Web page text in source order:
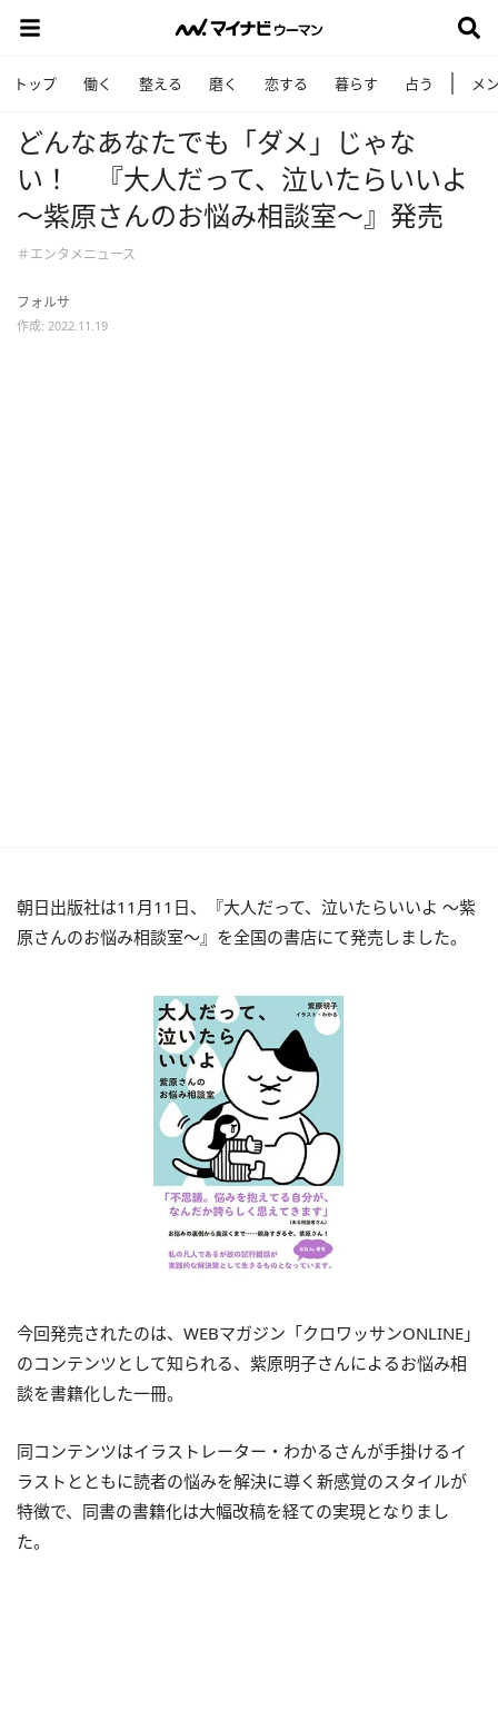
トップ 働く 整える 磨く 恋する 暮らす 占う メ
どんなあなたでも「ダメ」じゃな
い！ 『大人だって、泣いたらいいよ
～紫原さんのお悩み相談室～』発売
＃エンタメニュース
フォルサ
作成: 2022.11.19
朝日出版社は11月11日、『大人だって、泣いたらいいよ ～紫
原さんのお悩み相談室～』を全国の書店にて発売しました。
今回発売されたのは、WEBマガジン「クロワッサンONLINE」
のコンテンツとして知られる、紫原明子さんによるお悩み相
談を書籍化した一冊。
同コンテンツはイラストレーター・わかるさんが手掛けるイ
ラストとともに読者の悩みを解決に導く新感覚のスタイルが
特徴で、同書の書籍化は大幅改稿を経ての実現となりまし
た。